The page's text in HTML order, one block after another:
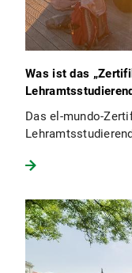
Was ist das
Das el-mundo-